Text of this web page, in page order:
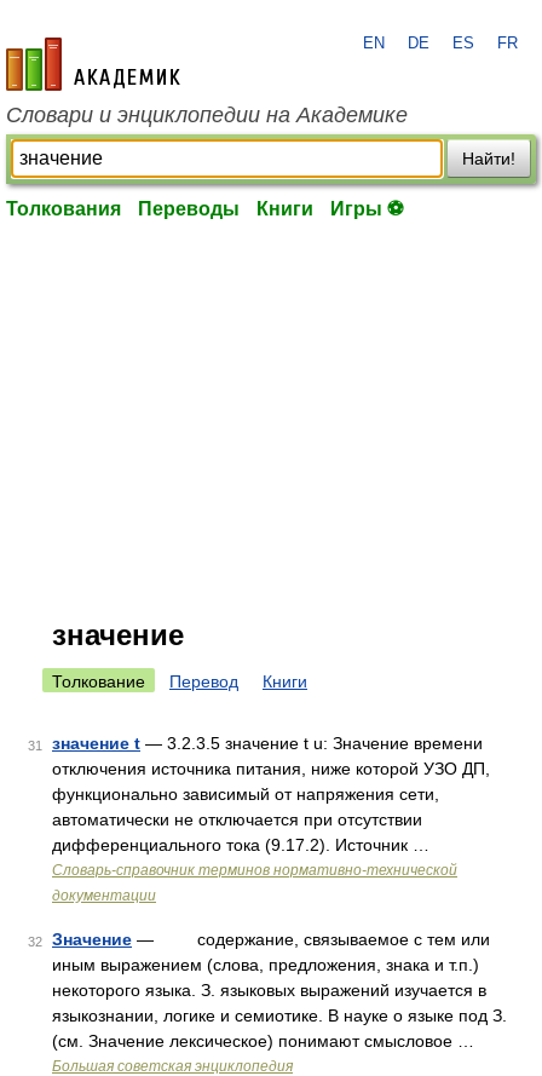
academic.ru
EN DE ES FR
Словари и энциклопедии на Академике
Найти!
Толкования Переводы Книги Игры ⚽
значение
Толкование Перевод Книги
31 значение t — 3.2.3.5 значение t u: Значение времени
отключения источника питания, ниже которой УЗО ДП,
функционально зависимый от напряжения сети,
автоматически не отключается при отсутствии
дифференциального тока (9.17.2). Источник …
Словарь-справочник терминов нормативно-технической
документации
32 Значение — содержание, связываемое с тем или
иным выражением (слова, предложения, знака и т.п.)
некоторого языка. З. языковых выражений изучается в
языкознании, логике и семиотике. В науке о языке под З.
(см. Значение лексическое) понимают смысловое …
Большая советская энциклопедия